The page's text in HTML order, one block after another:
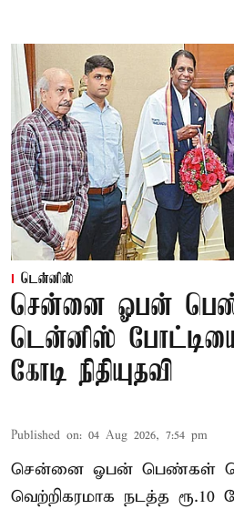
டென்னிஸ்
சென்னை ஓபன்
டென்னிஸ்
கோடி நிதியுதவி
Published on: 04 Aug 2026, 7:54 pm
சென்னை ஓபன் பெண்கள்
வெற்றிகரமாக நடத்த ரூ.10